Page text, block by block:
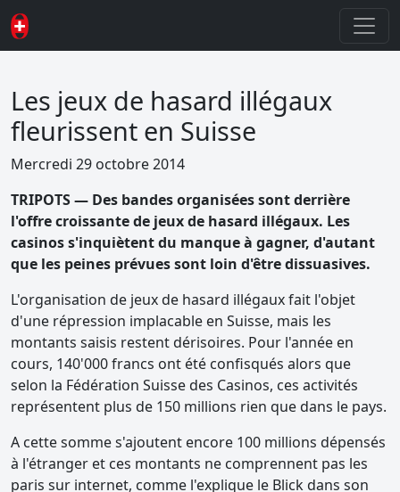
Les jeux de hasard illégaux
fleurissent en Suisse
Mercredi 29 octobre 2014
TRIPOTS — Des bandes organisées sont derrière
l'offre croissante de jeux de hasard illégaux. Les
casinos s'inquiètent du manque à gagner, d'autant
que les peines prévues sont loin d'être dissuasives.
L'organisation de jeux de hasard illégaux fait l'objet
d'une répression implacable en Suisse, mais les
montants saisis restent dérisoires. Pour l'année en
cours, 140'000 francs ont été confisqués alors que
selon la Fédération Suisse des Casinos, ces activités
représentent plus de 150 millions rien que dans le pays.
A cette somme s'ajoutent encore 100 millions dépensés
à l'étranger et ces montants ne comprennent pas les
paris sur internet, comme l'explique le Blick dans son